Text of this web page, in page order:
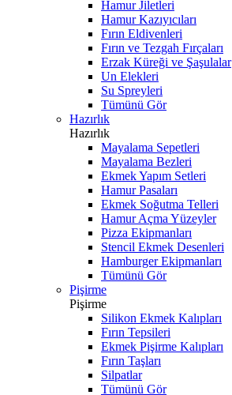
Hamur Jiletleri
Hamur Kazıyıcıları
Fırın Eldivenleri
Fırın ve Tezgah Fırçaları
Erzak Küreği ve Şaşulalar
Un Elekleri
Su Spreyleri
Tümünü Gör
Hazırlık
Hazırlık
Mayalama Sepetleri
Mayalama Bezleri
Ekmek Yapım Setleri
Hamur Pasaları
Ekmek Soğutma Telleri
Hamur Açma Yüzeyler
Pizza Ekipmanları
Stencil Ekmek Desenleri
Hamburger Ekipmanları
Tümünü Gör
Pişirme
Pişirme
Silikon Ekmek Kalıpları
Fırın Tepsileri
Ekmek Pişirme Kalıpları
Fırın Taşları
Silpatlar
Tümünü Gör